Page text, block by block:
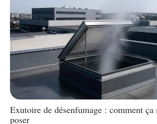
Exutoire de désenfumage : comment
poser